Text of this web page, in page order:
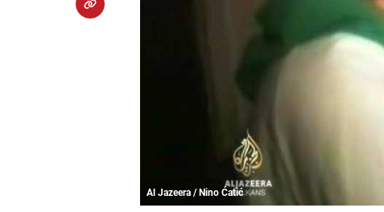
Al Jazeera / Nino Ćatić